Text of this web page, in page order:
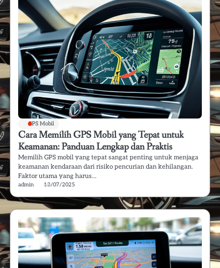
GPS Mobil
Cara Memilih GPS Mobil yang Tepat untuk
Keamanan: Panduan Lengkap dan Praktis
Memilih GPS mobil yang tepat sangat penting untuk menjaga
keamanan kendaraan dari risiko pencurian dan kehilangan.
Faktor utama yang harus…
admin 13/07/2025